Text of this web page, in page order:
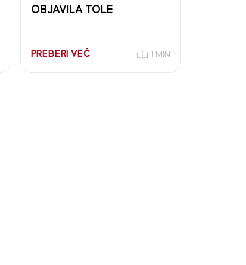
OBJAVILA TOLE
PREBERI VEČ 1 MIN